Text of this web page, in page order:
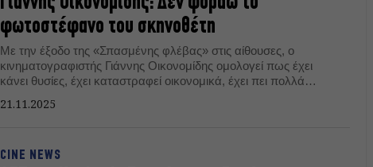
φωτοστέφανο του σκηνοθέτη
Με την έξοδο της «Σπασμένης φλέβας» στις αίθουσες, ο
κινηματογραφιστής Γιάννης Οικονομίδης ομολογεί πως έχει
κάνει θυσίες, έχει καταστραφεί οικονομικά, έχει πει πολλά
«κονομήσει».
21.11.2025
CINE NEWS